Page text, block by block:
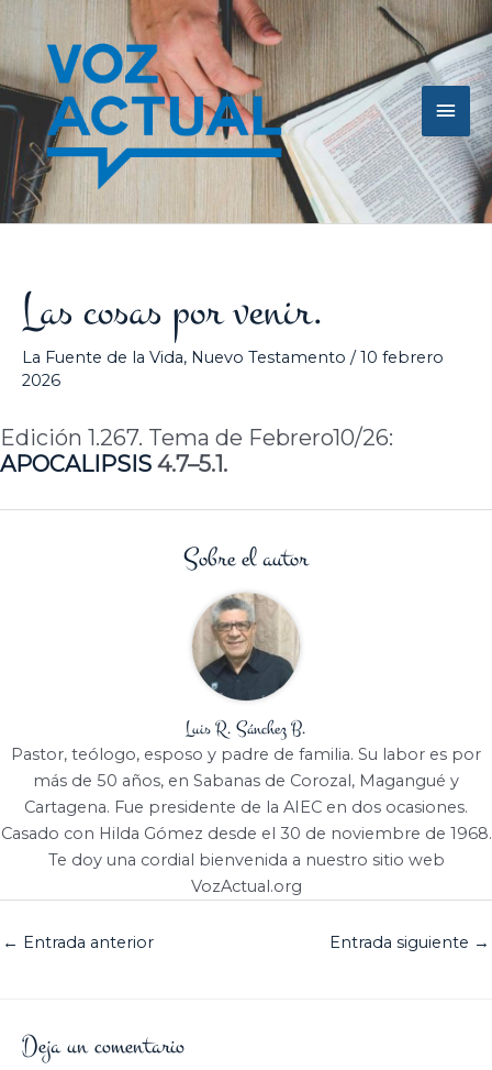
contenido
Las cosas por venir.
La Fuente de la Vida, Nuevo Testamento /10 febrero
2026
Edición 1.267. Tema de Febrero10/26:
APOCALIPSIS 4.7–5.1.
Sobre el autor
Luis R. Sánchez B.
Pastor, teólogo, esposo y padre de familia. Su labor es por
más de 50 años, en Sabanas de Corozal, Magangué y
Cartagena. Fue presidente de la AIEC en dos ocasiones.
Casado con Hilda Gómez desde el 30 de noviembre de 1968.
Te doy una cordial bienvenida a nuestro sitio web
VozActual.org
← Entrada anterior Entrada siguiente →
Deja un comentario